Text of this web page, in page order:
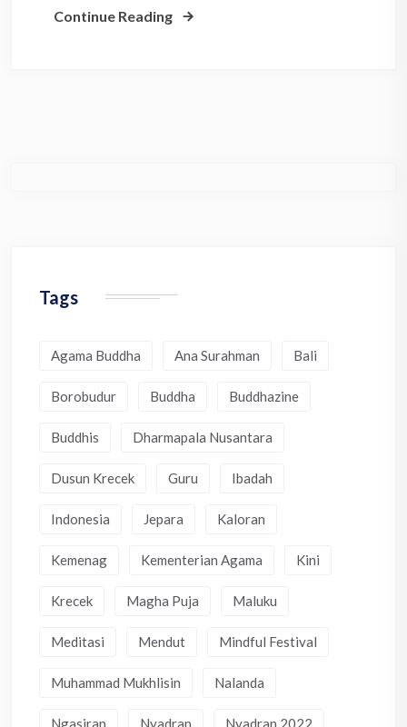
Continue Reading
Tags
Agama Buddha Ana Surahman Bali
Borobudur Buddha Buddhazine
Buddhis Dharmapala Nusantara
Dusun Krecek Guru Ibadah
Indonesia Jepara Kaloran
Kemenag Kementerian Agama Kini
Krecek Magha Puja Maluku
Meditasi Mendut Mindful Festival
Muhammad Mukhlisin Nalanda
Ngasiran Nyadran Nyadran 2022